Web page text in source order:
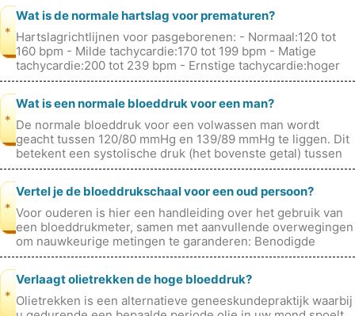
*
Wat is de normale hartslag voor prematuren?
Hartslagrichtlijnen voor pasgeborenen: - Normaal:120 tot
160 bpm - Milde tachycardie:170 tot 199 bpm - Matige
tachycardie:200 tot 239 bpm - Ernstige tachycardie:hoger
dan 239 bpm - Mild
*
Wat is een normale bloeddruk voor een man?
De normale bloeddruk voor een volwassen man wordt
geacht tussen 120/80 mmHg en 139/89 mmHg te liggen. Dit
betekent een systolische druk (het bovenste getal) tussen
120 en 139, en een diastol
*
Vertel je de bloeddrukschaal voor een oud persoon?
Voor ouderen is hier een handleiding over het gebruik van
een bloeddrukmeter, samen met aanvullende overwegingen
om nauwkeurige metingen te garanderen: Benodigde
apparatuur: - Bloeddrukmet
*
Verlaagt olietrekken de hoge bloeddruk?
Olietrekken is een alternatieve geneeskundepraktijk waarbij